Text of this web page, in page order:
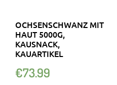
OCHSENSCHWANZ MIT
HAUT 5000G,
KAUSNACK,
KAUARTIKEL
€73.99